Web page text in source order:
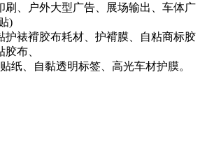
刷、户外大型广告、展场输出、车体广
)
护裱褙胶布耗材、护褙膜、自粘商标胶
布、
纸、自黏透明标签、高光车材护膜。